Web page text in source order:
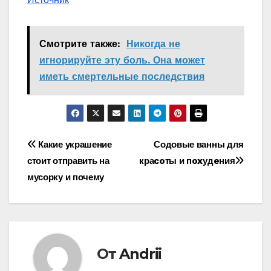
Смотрите также:
Никогда не
игнорируйте эту боль. Она может
иметь смертельные последствия
Навигация
по
записям
Содовые ванны для
краcoты и пoxудeния
Какие украшение
стоит отправить на
мусорку и почему
ОтAndrii